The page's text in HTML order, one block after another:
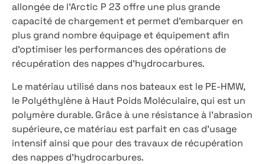
allongée de l’Arctic P 23 offre une plus grande
capacité de chargement et permet d’embarquer en
plus grand nombre équipage et équipement afin
d’optimiser les performances des opérations de
récupération des nappes d’hydrocarbures.
Le matériau utilisé dans nos bateaux est le PE-HMW,
le Polyéthylène à Haut Poids Moléculaire, qui est un
polymère durable. Grâce à une résistance à l’abrasion
supérieure, ce matériau est parfait en cas d’usage
intensif ainsi que pour des travaux de récupération
des nappes d’hydrocarbures.